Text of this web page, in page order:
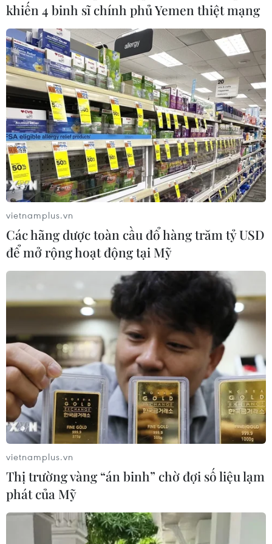
hàng trăm người bị thương và hơn 3.000 người
bị bắt giữ./.
(TTXVN/Vietnam+)
#Tổng thống Chile Sebastian Piñera
#APEC
#Khủng hoảng chính trị
#Khủng hoảng xã hội
#Lệnh giới nghiêm
Chile
Theo dõi VietnamPlus
TIN LIÊN QUAN
khiến 4 binh sĩ chính phủ Yemen thiệt mạng
vietnamplus.vn
Các hãng dược toàn cầu đổ hàng trăm tỷ USD
để mở rộng hoạt động tại Mỹ
vietnamplus.vn
Thị trường vàng “án binh” chờ đợi số liệu lạm
phát của Mỹ